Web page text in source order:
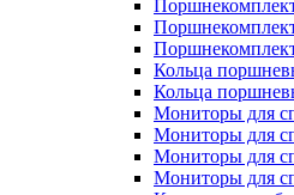
Кольца
Кольца
Мониторы для
Мониторы для
Мониторы для
Мониторы для